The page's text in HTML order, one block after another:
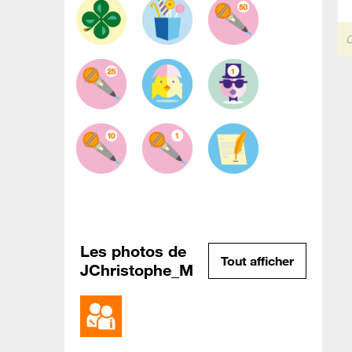
Les photos de
JChristophe_M
Tout afficher